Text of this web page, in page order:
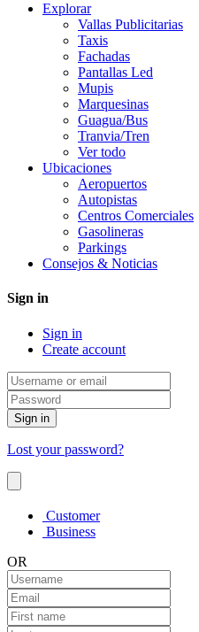
Explorar
Vallas Publicitarias
Taxis
Fachadas
Pantallas Led
Mupis
Marquesinas
Guagua/Bus
Tranvia/Tren
Ver todo
Ubicaciones
Aeropuertos
Autopistas
Centros Comerciales
Gasolineras
Parkings
Consejos & Noticias
Sign in
Sign in
Create account
Sign in
Lost your password?
Customer
Business
OR